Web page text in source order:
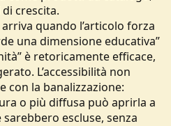
crescita.
quando l’articolo forza
una dimensione educativa”
è retoricamente efficace,
L’accessibilità non
con la banalizzazione:
o più diffusa può aprirla a
escluse, senza